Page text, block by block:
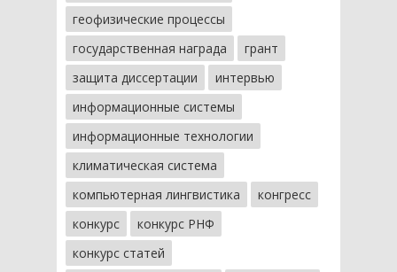
геофизические процессы
государственная награда
грант
защита диссертации
интервью
информационные системы
информационные технологии
климатическая система
компьютерная лингвистика
конгресс
конкурс
конкурс РНФ
конкурс статей